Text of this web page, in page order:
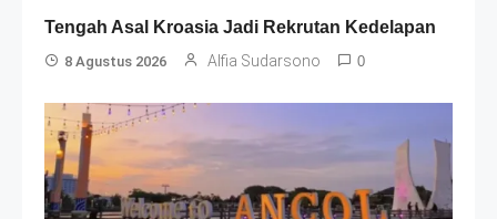
Tengah Asal Kroasia Jadi Rekrutan Kedelapan
8 Agustus 2026 Alfia Sudarsono 0